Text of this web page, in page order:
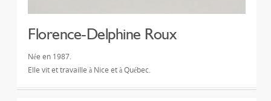
Florence-Delphine Roux
Née en 1987.
Elle vit et travaille à Nice et à Québec.